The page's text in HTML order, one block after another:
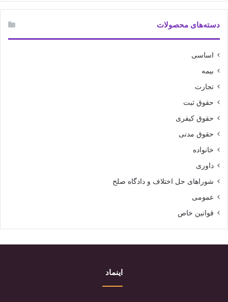
دسته‌های محصولات
اساسی
بیمه
تجارت
حقوق ثبت
حقوق کیفری
حقوق مدنی
خانواده
داوری
شوراهای حل اختلاف و دادگاه صلح
عمومی
قوانین خاص
اینماد